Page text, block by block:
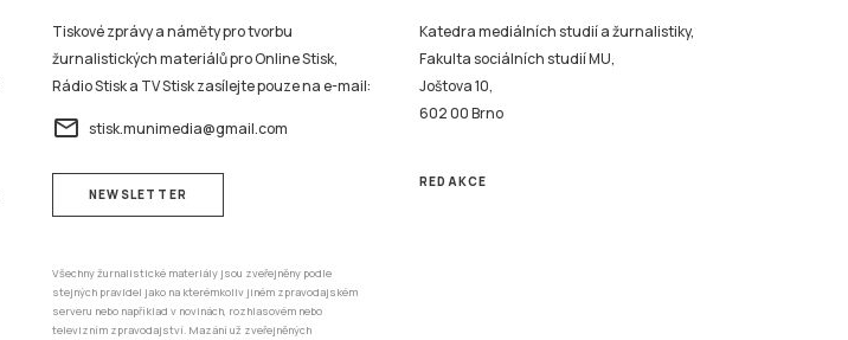
Tiskové zprávy a náměty pro tvorbu
žurnalistických materiálů pro Online Stisk,
Rádio Stisk a TV Stisk zasílejte pouze na e-mail:
email stisk.munimedia@gmail.com
NEWSLETTER
Všechny žurnalistické materiály jsou zveřejněny podle
stejných pravidel jako na kterémkoliv jiném zpravodajském
serveru nebo například v novinách, rozhlasovém nebo
televizním zpravodajství. Mazání už zveřejněných
Katedra mediálních studií a žurnalistiky,
Fakulta sociálních studií MU,
Joštova 10,
602 00 Brno
REDAKCE